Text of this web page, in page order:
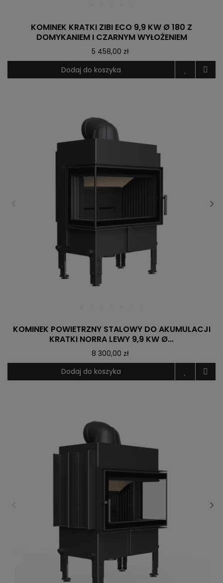
KOMINEK KRATKI ZIBI ECO 9,9 KW Ø 180 Z
DOMYKANIEM I CZARNYM WYŁOŻENIEM
5 458,00 zł
Dodaj do koszyka
KOMINEK POWIETRZNY STALOWY DO AKUMULACJI
KRATKI NORRA LEWY 9,9 KW Ø...
8 300,00 zł
Dodaj do koszyka